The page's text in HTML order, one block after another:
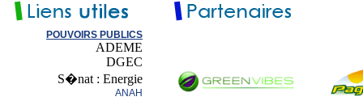
POUVOIRS PUBLICS
ADEME
DGEC
S�nat : Energie
ANAH